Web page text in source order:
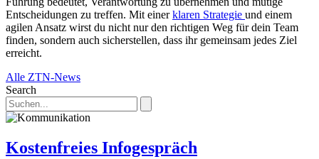
Entscheidungen zu treffen. Mit einerklaren Strategie und einem
agilen Ansatz wirst du nicht nur den richtigen Weg für dein Team
finden, sondern auch sicherstellen, dass ihr gemeinsam jedes Ziel
erreicht.
Alle ZTN-News
Search
Kostenfreies Infogespräch